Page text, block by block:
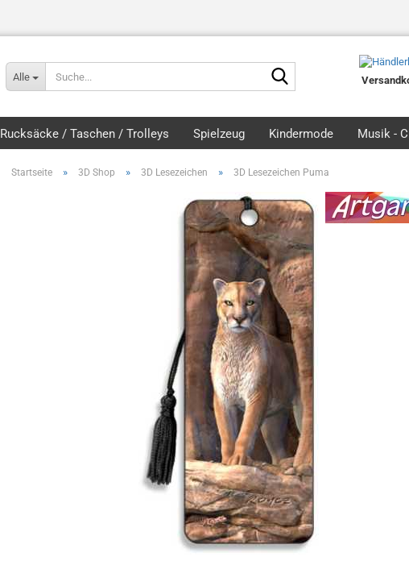
Alle
Rucksäcke / Taschen / Trolleys Spielzeug Kindermode Musik -
Startseite » 3D Shop » 3D Lesezeichen » 3D Lesezeichen Puma